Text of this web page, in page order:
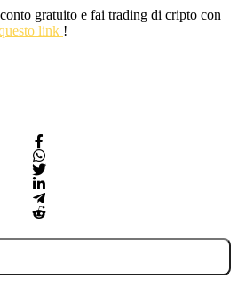
gratuito e fai trading di cripto con
link !